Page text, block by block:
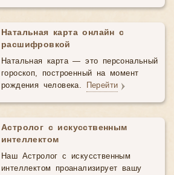
Натальная карта онлайн с
расшифровкой
Натальная карта — это персональный
гороскоп, построенный на момент
рождения человека. Перейти
Астролог с искусственным
интеллектом
Наш Астролог с искусственным
интеллектом проанализирует вашу